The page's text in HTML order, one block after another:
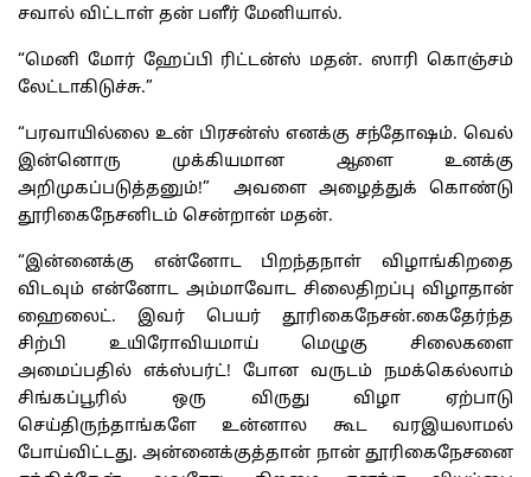
சவால் விட்டாள் தன் பளீர் மேனியால்.
“மெனி மோர் ஹேப்பி ரிட்டன்ஸ் மதன். ஸாரி கொஞ்சம்
லேட்டாகிடுச்சு.”
“பரவாயில்லை உன் பிரசன்ஸ் எனக்கு சந்தோஷம். வெல்
இன்னொரு முக்கியமான ஆளை உனக்கு
அறிமுகப்படுத்தனும்!” அவளை அழைத்துக் கொண்டு
தூரிகைநேசனிடம் சென்றான் மதன்.
“இன்னைக்கு என்னோட பிறந்தநாள் விழாங்கிறதை
விடவும் என்னோட அம்மாவோட சிலைதிறப்பு விழாதான்
ஹைலைட். இவர் பெயர் தூரிகைநேசன்.கைதேர்ந்த
சிற்பி உயிரோவியமாய் மெழுகு சிலைகளை
அமைப்பதில் எக்ஸ்பர்ட்! போன வருடம் நமக்கெல்லாம்
சிங்கப்பூரில் ஒரு விருது விழா ஏற்பாடு
செய்திருந்தாங்களே உன்னால கூட வரஇயலாமல்
போய்விட்டது. அன்னைக்குத்தான் நான் தூரிகைநேசனை